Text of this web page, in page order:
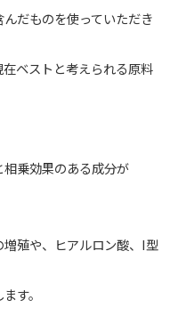
だものを使っていただき
ベストと考えられる原料
乗効果のある成分が
増殖や、ヒアルロン酸、I型
す。